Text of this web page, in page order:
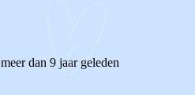
meer dan 9 jaar geleden